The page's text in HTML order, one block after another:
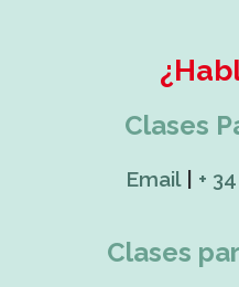
Clases
Email| +
Clases